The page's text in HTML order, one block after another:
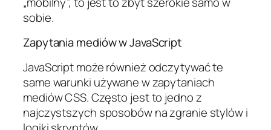
sobie.
Zapytania mediów w JavaScript
JavaScript może również odczytywać te
same warunki używane w zapytaniach
mediów CSS. Często jest to jedno z
najczystszych sposobów na zgranie stylów i